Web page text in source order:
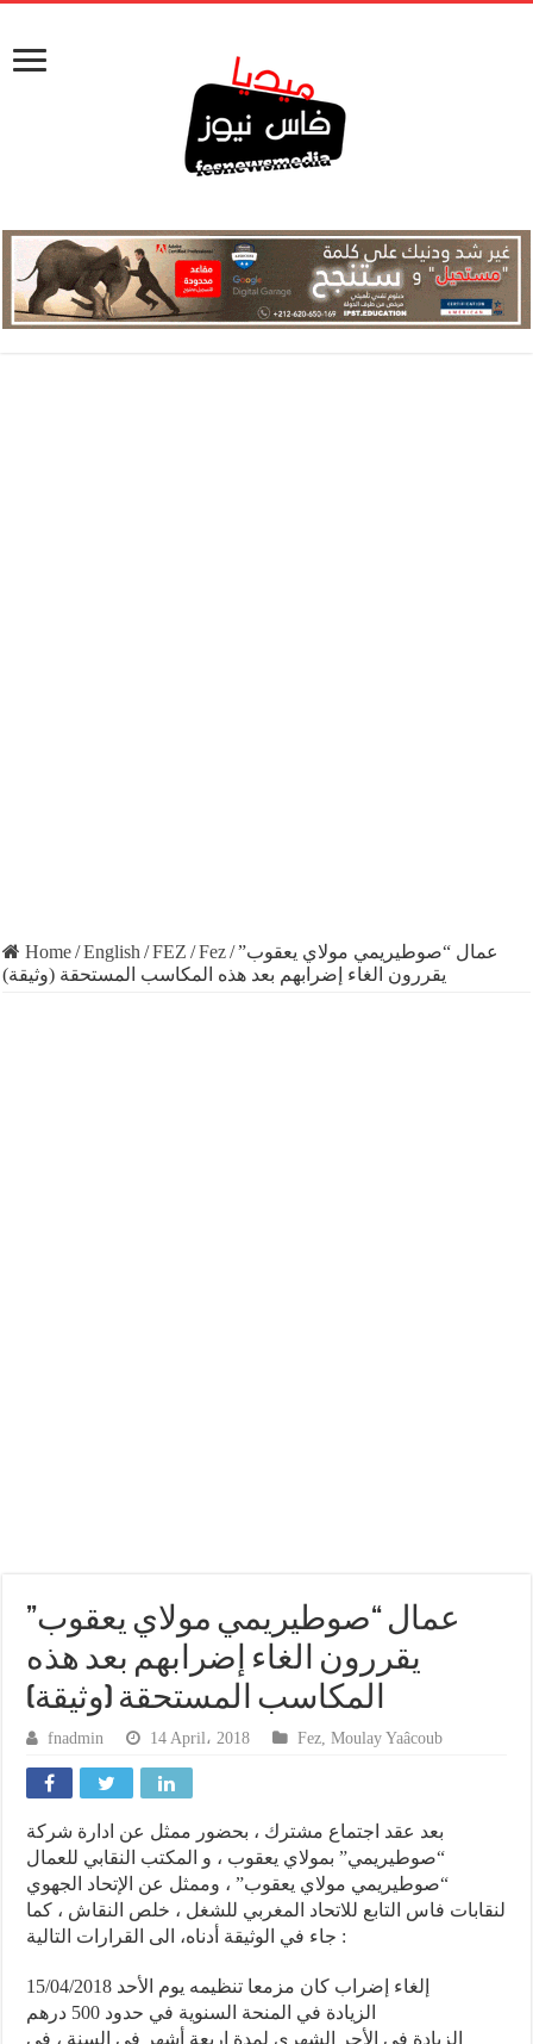
Home/English /FEZ /Fez/عمال “صوطيريمي مولاي يعقوب”
يقررون الغاء إضرابهم بعد هذه المكاسب المستحقة (وثيقة)
عمال “صوطيريمي مولاي يعقوب”
يقررون الغاء إضرابهم بعد هذه
المكاسب المستحقة (وثيقة)
fnadmin 14 April، 2018 Fez ,Moulay Yaâcoub
بعد عقد اجتماع مشترك ، بحضور ممثل عن ادارة شركة
“صوطيريمي” بمولاي يعقوب ، و المكتب النقابي للعمال
“صوطيريمي مولاي يعقوب” ، وممثل عن الإتحاد الجهوي
لنقابات فاس التابع للاتحاد المغربي للشغل ، خلص النقاش ، كما
جاء في الوثيقة أدناه، الى القرارات التالية :
إلغاء إضراب كان مزمعا تنظيمه يوم الأحد 15/04/2018
الزيادة في المنحة السنوية في حدود 500 درهم
الزيادة في الأجر الشهري لمدة اربعة أشهر في السنة ، في